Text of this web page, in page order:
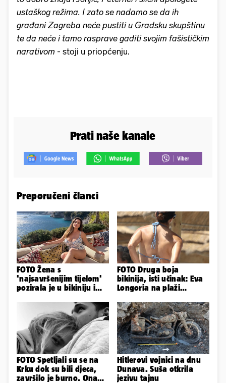
ustaškog režima. I zato se nadamo se da ih
građani Zagreba neće pustiti u Gradsku skupštinu
te da neće i tamo rasprave gaditi svojim fašističkim
narativom - stoji u priopćenju.
Prati naše kanale
Preporučeni članci
FOTO Žena s
'najsavršenijim tijelom'
pozirala je u bikiniju i
FOTO Druga boja
bikinija, isti učinak: Eva
Longoria na plaži
obline
FOTO Spetljali su se na
Krku dok su bili djeca,
završilo je burno. Ona
Hitlerovi vojnici na dnu
Dunava. Suša otkrila
jezivu tajnu